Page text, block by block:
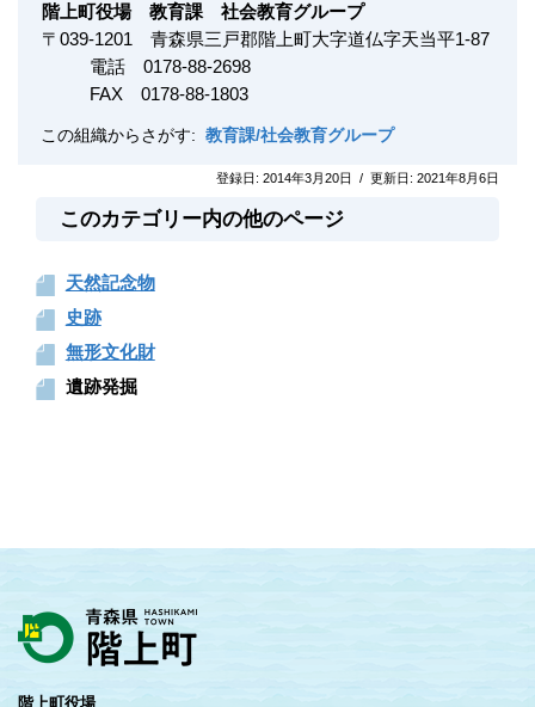
階上町役場 教育課 社会教育グループ
〒 039-1201
青森県三戸郡階上町大字道仏字天当平1-87
電話 0178-88-2698
FAX 0178-88-1803
この組織からさがす: 教育課/社会教育グループ
登録日: 2014年3月20日 / 更新日: 2021年8月6日
このカテゴリー内の他のページ
天然記念物
史跡
無形文化財
遺跡発掘
階上町役場